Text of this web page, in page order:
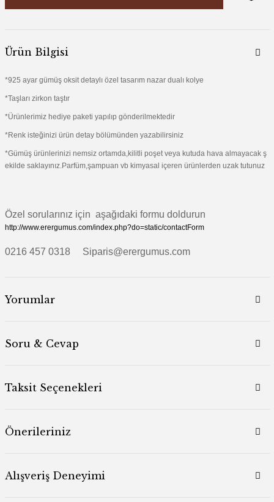
Ürün Bilgisi
*925 ayar gümüş oksit detaylı özel tasarım nazar dualı kolye
*Taşları zirkon taştır
*Ürünlerimiz hediye paketi yapılıp gönderilmektedir
*Renk isteğinizi ürün detay bölümünden yazabilirsiniz
*Gümüş ürünlerinizi nemsiz ortamda,kilitli poşet veya kutuda hava almayacak ş
ekilde saklayınız.Parfüm,şampuan vb kimyasal içeren ürünlerden uzak tutunuz
Özel sorularınız için aşağıdaki formu doldurun
http://www.erergumus.com/index.php?do=static/contactForm
0216 457 0318 Siparis@erergumus.com
Yorumlar
Soru & Cevap
Taksit Seçenekleri
Önerileriniz
Alışveriş Deneyimi